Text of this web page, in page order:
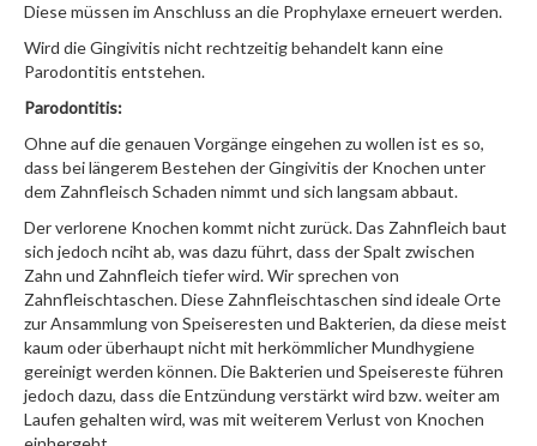
Diese müssen im Anschluss an die Prophylaxe erneuert werden.
Wird die Gingivitis nicht rechtzeitig behandelt kann eine
Parodontitis entstehen.
Parodontitis:
Ohne auf die genauen Vorgänge eingehen zu wollen ist es so,
dass bei längerem Bestehen der Gingivitis der Knochen unter
dem Zahnfleisch Schaden nimmt und sich langsam abbaut.
Der verlorene Knochen kommt nicht zurück. Das Zahnfleich baut
sich jedoch nciht ab, was dazu führt, dass der Spalt zwischen
Zahn und Zahnfleich tiefer wird. Wir sprechen von
Zahnfleischtaschen. Diese Zahnfleischtaschen sind ideale Orte
zur Ansammlung von Speiseresten und Bakterien, da diese meist
kaum oder überhaupt nicht mit herkömmlicher Mundhygiene
gereinigt werden können. Die Bakterien und Speisereste führen
jedoch dazu, dass die Entzündung verstärkt wird bzw. weiter am
Laufen gehalten wird, was mit weiterem Verlust von Knochen